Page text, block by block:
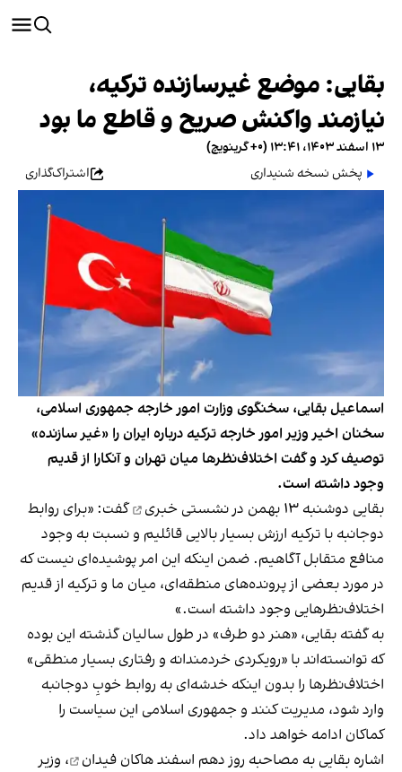
بقایی: موضع غیرسازنده ترکیه،
نیازمند واکنش صریح و قاطع ما بود
۱۳ اسفند ۱۴۰۳، ۱۳:۴۱ (‎+۰ گرینویچ)
پخش نسخه شنیداری
اشتراک‌گذاری
اسماعیل بقایی، سخنگوی وزارت امور خارجه جمهوری اسلامی،
سخنان اخیر وزیر امور خارجه ترکیه درباره ایران را «غیر سازنده»
توصیف کرد و گفت اختلاف‌نظرها میان تهران و آنکارا از قدیم
وجود داشته است.
بقایی دوشنبه ۱۳ بهمن در
نشستی خبری
گفت: «برای روابط
دوجانبه‌ با ترکیه ارزش بسیار بالایی قائلیم و نسبت به وجود
منافع متقابل آگاهیم. ضمن اینکه این امر پوشیده‌ای نیست که
در مورد بعضی از پرونده‌های منطقه‌ای، میان ما و ترکیه از قدیم
اختلاف‌نظرهایی وجود داشته است.»
به گفته بقایی، «هنر دو طرف» در طول سالیان گذشته این بوده
که توانسته‌اند با «رویکردی خردمندانه و رفتاری بسیار منطقی»
اختلاف‌نظرها را بدون اینکه خدشه‌ای به روابط خوبِ دوجانبه
وارد شود، مدیریت کنند و جمهوری اسلامی این سیاست را
کماکان ادامه خواهد داد.
اشاره بقایی به مصاحبه روز دهم اسفند هاکان فیدان
، وزیر